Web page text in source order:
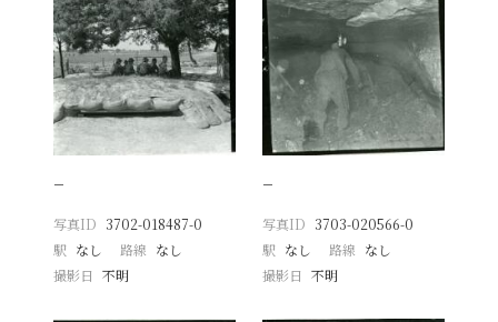
−
写真ID 3702-018487-0
駅 なし 路線 なし
撮影日
不明
−
写真ID 3703-020566-0
駅 なし 路線 なし
撮影日 不明